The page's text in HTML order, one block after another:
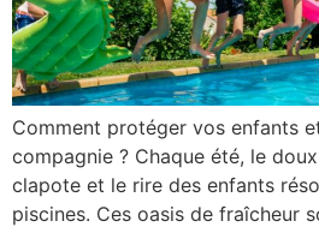
Comment protéger vos enfants
compagnie ? Chaque été, le
clapote et le rire des enfants
piscines. Ces oasis de fraîcheur